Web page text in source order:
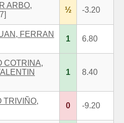
ARBO,
½ -3.20
FERRAN
1 6.80
COTRINA,
1 8.40
TRIVIÑO,
0 -9.20